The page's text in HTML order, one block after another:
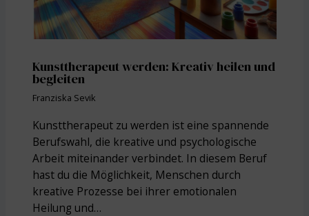
Kunsttherapeut werden: Kreativ heilen und
begleiten
Franziska Sevik
Kunsttherapeut zu werden ist eine spannende
Berufswahl, die kreative und psychologische
Arbeit miteinander verbindet. In diesem Beruf
hast du die Möglichkeit, Menschen durch
kreative Prozesse bei ihrer emotionalen
Heilung und…